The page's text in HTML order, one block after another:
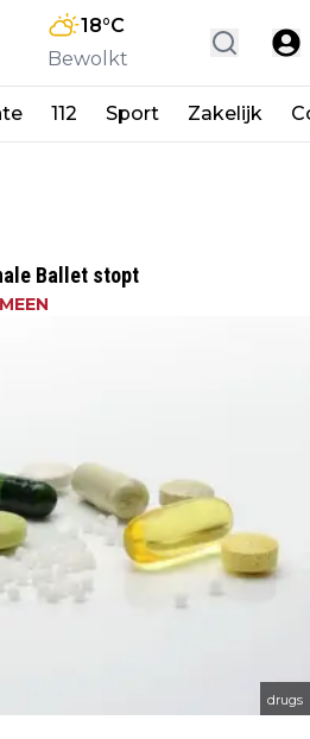
18°C
Bewolkt
112 Sport Zakelijk
Ballet stopt
drugs